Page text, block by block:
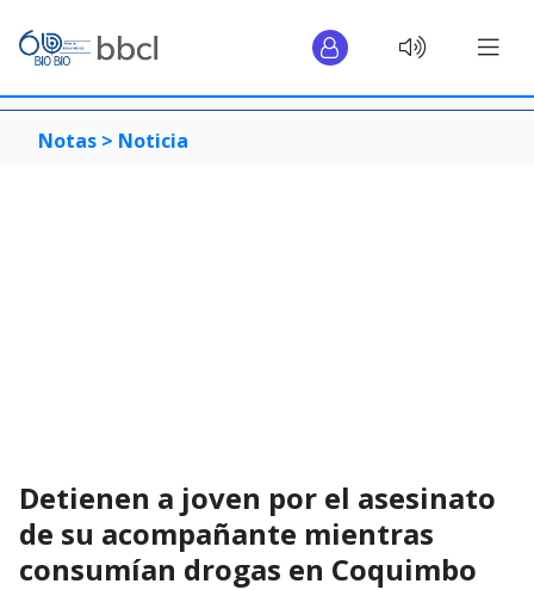
Notas > Noticia
Detienen a joven por el asesinato
de su acompañante mientras
consumían drogas en Coquimbo